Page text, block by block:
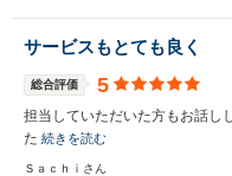
サービスもとても良く
総合評価 5
担当していただいた方もお話し
た 続きを読む
Ｓａｃｈｉさん